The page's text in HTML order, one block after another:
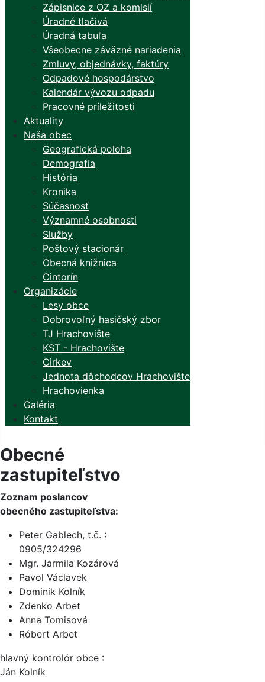
Zápisnice z OZ a komisií
Úradné tlačivá
Úradná tabuľa
Všeobecne záväzné nariadenia
Zmluvy, objednávky, faktúry
Odpadové hospodárstvo
Kalendár vývozu odpadu
Pracovné príležitosti
Aktuality
Naša obec
Geografická poloha
Demografia
História
Kronika
Súčasnosť
Významné osobnosti
Služby
Poštový stacionár
Obecná knižnica
Cintorín
Organizácie
Lesy obce
Dobrovoľný hasičský zbor
TJ Hrachovište
KST - Hrachovište
Cirkev
Jednota dôchodcov Hrachovište
Hrachovienka
Galéria
Kontakt
Obecné
zastupiteľstvo
Zoznam poslancov
obecného zastupiteľstva:
Peter Gablech, t.č. :
0905/324296
Mgr. Jarmila Kozárová
Pavol Václavek
Dominik Kolník
Zdenko Arbet
Anna Tomisová
Róbert Arbet
hlavný kontrolór obce :
Ján Kolník